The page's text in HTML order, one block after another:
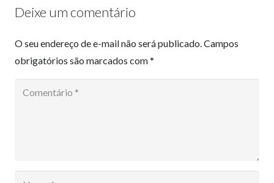
Deixe um comentário
O seu endereço de e-mail não será publicado.Campos
obrigatórios são marcados com*